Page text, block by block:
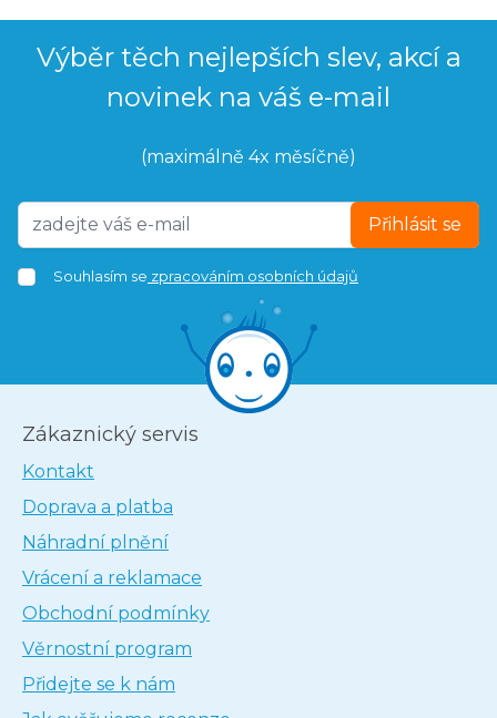
Výběr těch nejlepších slev, akcí a
novinek na váš e-mail
(maximálně 4x měsíčně)
Přihlásit se
Souhlasím se zpracováním osobních údajů
Zákaznický servis
Kontakt
Doprava a platba
Náhradní plnění
Vrácení a reklamace
Obchodní podmínky
Věrnostní program
Přidejte se k nám